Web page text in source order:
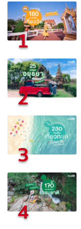
1
2
3
4